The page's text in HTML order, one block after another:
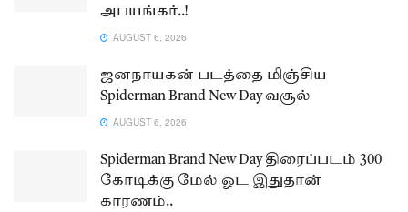
அபயங்கர்..!
AUGUST 6, 2026
ஜனநாயகன் படத்தை மிஞ்சிய
Spiderman Brand New Day வசூல்
AUGUST 6, 2026
Spiderman Brand New Day திரைப்படம் 300
கோடிக்கு மேல் ஓட இதுதான்
காரணம்..